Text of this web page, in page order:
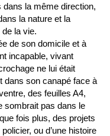
la même direction,
la nature et la
la vie.
de son domicile et à
incapable, vivant
ne lui était
dans son canapé face à
des feuilles A4,
sombrait pas dans le
fois plus, des projets
ou d’une histoire